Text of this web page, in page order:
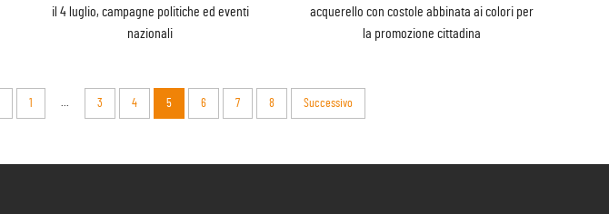
il 4 luglio, campagne politiche ed eventi
nazionali
acquerello con costole abbinata ai colori per
la promozione cittadina
1 ... 3 4 5 6 7 8 Successivo